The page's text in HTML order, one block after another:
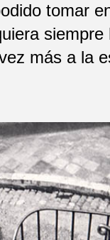
tomar
más a la